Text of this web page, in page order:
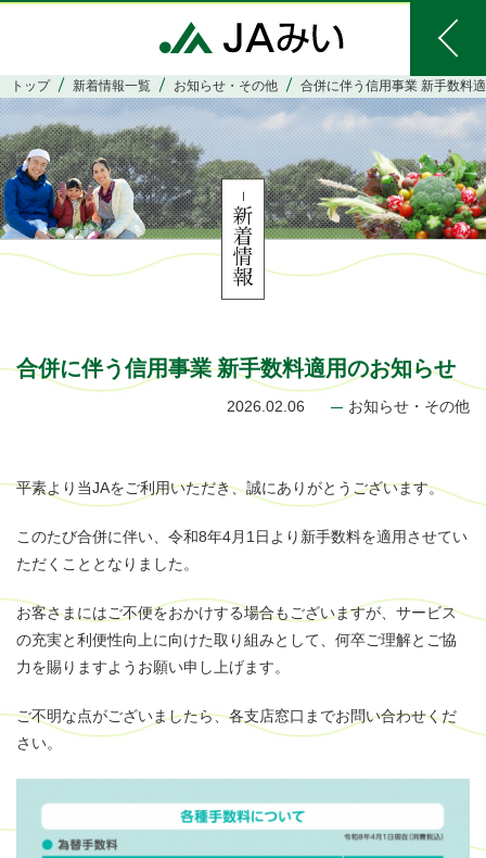
トップ 新着情報一覧 お知らせ・その他 合併に伴う信用事業 新手数料
合併に伴う信用事業 新手数料適用のお知らせ
2026.02.06 お知らせ・その他
平素より当JAをご利用いただき、誠にありがとうございます。
このたび合併に伴い、 令和8年4月1日より新手数料を適用させてい
ただくこととなりました。
お客さまにはご不便をおかけする場合もございますが、サービス
の充実と利便性向上に向けた取り組みとして、何卒ご理解とご協
力を賜りますようお願い申し上げます。
ご不明な点がございましたら、各支店窓口までお問い合わせくだ
さい。